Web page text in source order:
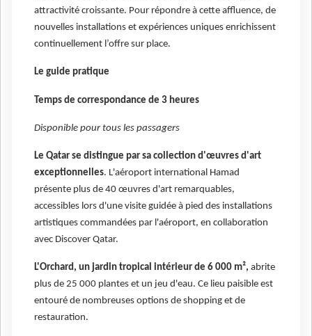
attractivité croissante. Pour répondre à cette affluence, de
nouvelles installations et expériences uniques enrichissent
continuellement l’offre sur place.
Le guide pratique
Temps de correspondance de 3 heures
Disponible pour tous les passagers
Le Qatar se distingue par sa collection d'œuvres d'art
exceptionnelles. L'aéroport international Hamad
présente plus de 40 œuvres d'art remarquables,
accessibles lors d'une visite guidée à pied des installations
artistiques commandées par l'aéroport, en collaboration
avec Discover Qatar.
L'Orchard, un jardin tropical intérieur de 6 000 m², abrite
plus de 25 000 plantes et un jeu d'eau. Ce lieu paisible est
entouré de nombreuses options de shopping et de
restauration.